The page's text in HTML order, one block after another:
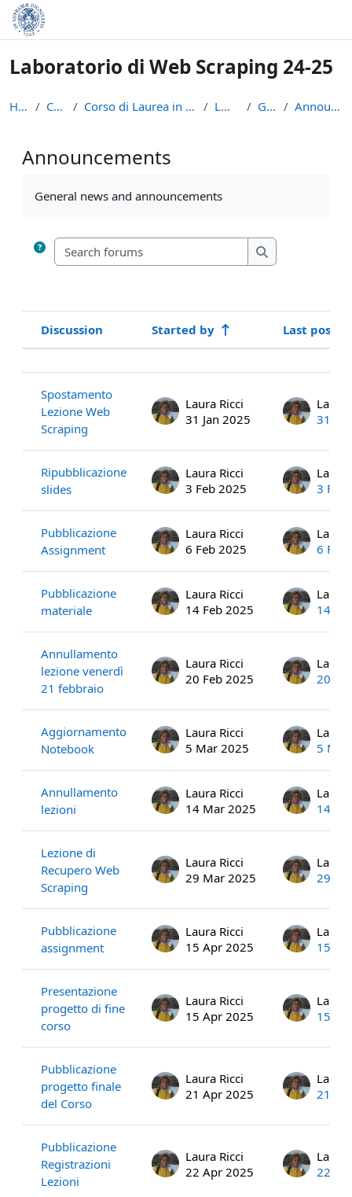
Skip to main content
Laboratorio di Web Scraping 24-25
Home Courses Corso di Laurea in Informatica (L-31) LWS2425 General Announcements
Announcements
General news and announcements
Search forums
Search forums
Status
Discussion Started by Last post
Spostamento
Lezione Web
Scraping
Laura Ricci
31 Jan 2025
Laura
31
Ripubblicazione
slides
Laura Ricci
3 Feb 2025
Laura
3 Feb
Pubblicazione
Assignment
Laura Ricci
6 Feb 2025
Laura
6 Feb
Pubblicazione
materiale
Laura Ricci
14 Feb 2025
Laura
14
Annullamento
lezione venerdì
21 febbraio
Laura Ricci
20 Feb 2025
Laura
20
Aggiornamento
Notebook
Laura Ricci
5 Mar 2025
Laura
5
Annullamento
lezioni
Laura Ricci
14 Mar 2025
Laura
14
Lezione di
Recupero Web
Scraping
Laura Ricci
29 Mar 2025
Laura
29
Pubblicazione
assignment
Laura Ricci
15 Apr 2025
Laura
15
Presentazione
progetto di fine
corso
Laura Ricci
15 Apr 2025
Laura
15
Pubblicazione
progetto finale
del Corso
Laura Ricci
21 Apr 2025
Laura
21
Pubblicazione
Registrazioni
Lezioni
Laura Ricci
22 Apr 2025
Laura
22